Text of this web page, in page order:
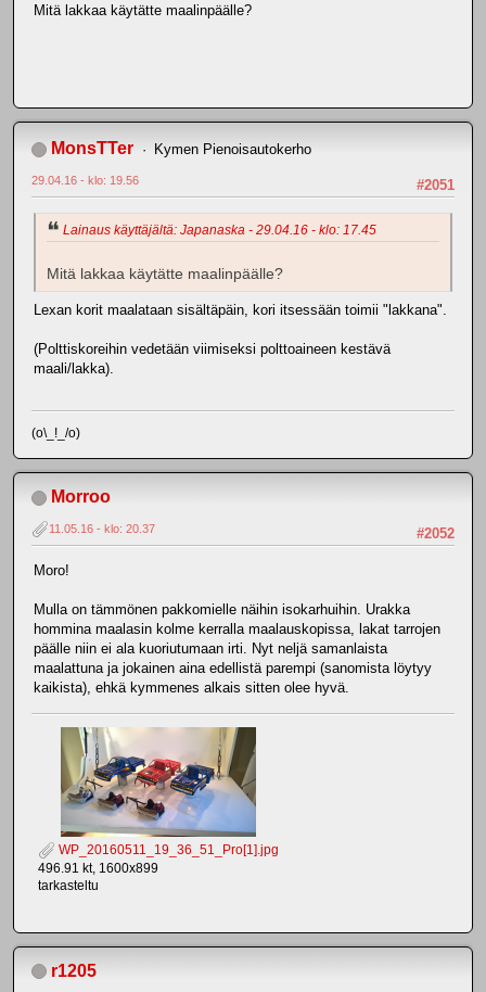
Mitä lakkaa käytätte maalinpäälle?
MonsTTer Kymen Pienoisautokerho
#2051
29.04.16 - klo: 19.56
Lainaus käyttäjältä: Japanaska - 29.04.16 - klo: 17.45
Mitä lakkaa käytätte maalinpäälle?
Lexan korit maalataan sisältäpäin, kori itsessään toimii "lakkana".
(Polttiskoreihin vedetään viimiseksi polttoaineen kestävä
maali/lakka).
(o\_!_/o)
Morroo
#2052
11.05.16 - klo: 20.37
Moro!
Mulla on tämmönen pakkomielle näihin isokarhuihin. Urakka
hommina maalasin kolme kerralla maalauskopissa, lakat tarrojen
päälle niin ei ala kuoriutumaan irti. Nyt neljä samanlaista
maalattuna ja jokainen aina edellistä parempi (sanomista löytyy
kaikista), ehkä kymmenes alkais sitten olee hyvä.
WP_20160511_19_36_51_Pro[1].jpg
496.91 kt, 1600x899
tarkasteltu
r1205